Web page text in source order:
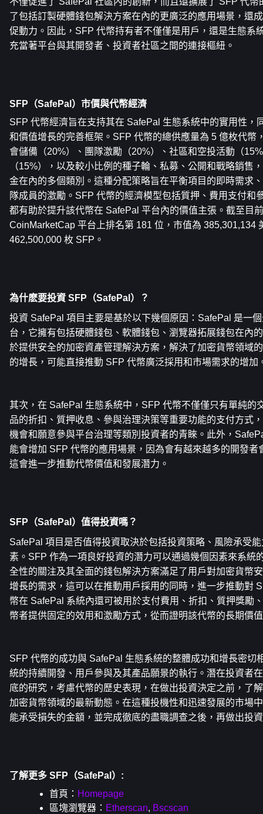
了包括訂製硬體錢包解決方案在內的更廣泛的應用場景，還
促動力。因此，SFP 代幣持有者不僅僅是用戶，還是生態系
充當著平台與其開發者、投資者社區之間的連接樞紐。
SFP（SafePal）市價與代幣經濟
SFP 代幣經濟旨在支持其在 SafePal 生態系統中的實用性，
和價值增長的完善框架。SFP 代幣的總供應量為 5 億枚代幣
會儲備（20%）、團隊激勵（20%）、社區和空投活動（
（15%），以及較小比例的種子輪、私募、公開和戰略銷售
金在內的多個類別。這種分配策略旨在平衡項目的即時需求
隊成員的激勵。SFP 代幣的經濟模型包括質押、費用支付和
都有助於提升該代幣在 SafePal 平台內的價值主張。截至目
CoinMarketCap 平台上排名第 181 位，市值為 385,301,134
462,500,000 枚 SFP。
為什麽要投資 SFP（SafePal）
？
投資 SafePal 項目主要是基於以下幾個原因：SafePal 是一
台，它擁有包括硬體錢包、軟體錢包、瀏覽器拓展錢包在內
於提供安全的加密資產管理解決方案，解決了加密貨幣領域
的增長，可能直接推動 SFP 代幣廣泛採用和市場需求的增加
其次，在 SafePal 生態系統中，SFP 代幣不僅僅只有單純的
品的折扣、質押收息、參與治理決策等重要功能的支付方式
機會和願意參與平台治理等類別投資者的青睞。此外，
能會增加 SFP 代幣的應用場景，因為會有越來越多的開發者
這會進一步推動代幣價值和發展潛力。
SFP（SafePal）值得投資嗎 ？
SafePal 項目是否值得投資取決於包括投資策略、風險承受
素。SFP 作為一項良好投資的潛力可以通過幾個因素來系統
全性的關注及其全面的錢包解決方案滿足了用戶對加密貨幣
增長的需求，這可以在推動用戶採用的同時，進一步推動對
幣在 SafePal 系統內還可被用於支付費用、折扣、質押獎勵
幣者提供固定的效用和激勵方式，從而證明該代幣的長期價
SFP 代幣的成功與 SafePal 生態系統的整體成功和增長密切
統的持續開發、用戶參與及其產品願景的執行。潛在投資者
底的研究，考慮代幣的歷史表現，在做出投資決定之前，了
加密貨幣領域的最新動態。在這種投機性和迅速發展的市場
能承受損失的金額，並完成徹底的盡職調查之後，再做出投
了解更多 SFP（SafePal）:
首頁： Homepage
區塊瀏覽器： Etherscan, Bscscan